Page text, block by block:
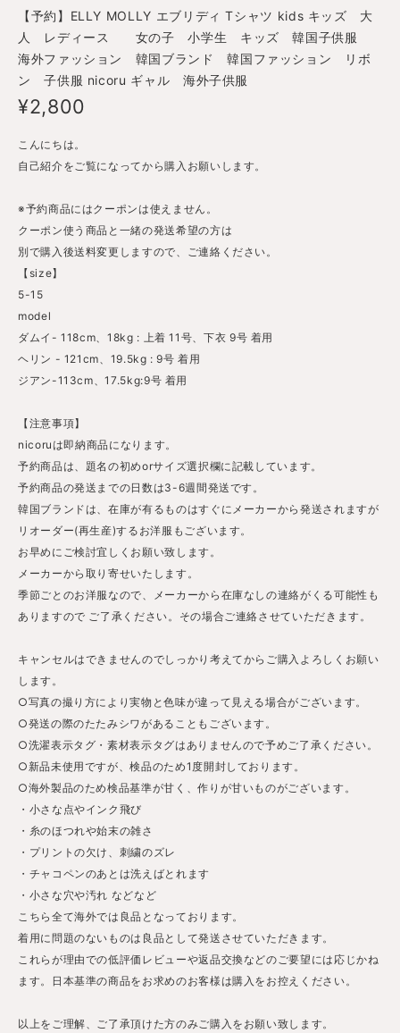
【予約】ELLY MOLLY エブリディ Tシャツ kids キッズ 大
人 レディース 女の子 小学生 キッズ 韓国子供服
海外ファッション 韓国ブランド 韓国ファッション リボ
ン 子供服 nicoru ギャル 海外子供服
¥2,800
こんにちは。
自己紹介をご覧になってから購入お願いします。
※予約商品にはクーポンは使えません。
クーポン使う商品と一緒の発送希望の方は
別で購入後送料変更しますので、ご連絡ください。
【size】
5-15
model
ダムイ- 118cm、18kg : 上着 11号、下衣 9号 着用
ヘリン - 121cm、19.5kg : 9号 着用
ジアン-113cm、17.5kg:9号 着用
【注意事項】
nicoruは即納商品になります。
予約商品は、題名の初めorサイズ選択欄に記載しています。
予約商品の発送までの日数は3-6週間発送です。
韓国ブランドは、在庫が有るものはすぐにメーカーから発送されますが
リオーダー(再生産)するお洋服もございます。
お早めにご検討宜しくお願い致します。
メーカーから取り寄せいたします。
季節ごとのお洋服なので、メーカーから在庫なしの連絡がくる可能性も
ありますので ご了承ください。その場合ご連絡させていただきます。
キャンセルはできませんのでしっかり考えてからご購入よろしくお願い
します。
○写真の撮り方により実物と色味が違って見える場合がございます。
○発送の際のたたみシワがあることもございます。
○洗濯表示タグ・素材表示タグはありませんので予めご了承ください。
○新品未使用ですが、検品のため1度開封しております。
○海外製品のため検品基準が甘く、作りが甘いものがございます。
・小さな点やインク飛び
・糸のほつれや始末の雑さ
・プリントの欠け、刺繍のズレ
・チャコペンのあとは洗えばとれます
・小さな穴や汚れ などなど
こちら全て海外では良品となっております。
着用に問題のないものは良品として発送させていただきます。
これらが理由での低評価レビューや返品交換などのご要望には応じかね
ます。日本基準の商品をお求めのお客様は購入をお控えください。
以上をご理解、ご了承頂けた方のみご購入をお願い致します。